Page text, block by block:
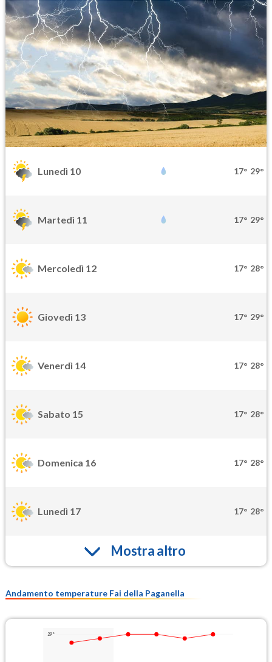
Lunedì 10 17° 29°
Martedì 11 17° 29°
Mercoledì 12 17° 28°
Giovedì 13 17° 29°
Venerdì 14 17° 28°
Sabato 15 17° 28°
Domenica 16 17° 28°
Lunedì 17 17° 28°
Mostra altro
Andamento temperature Fai della Paganella
29°